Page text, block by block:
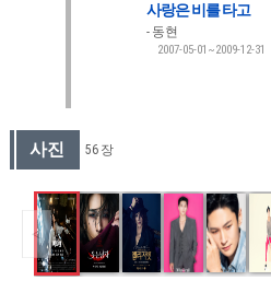
사랑은 비를 타고
동현
2007-05-01~2009-12-31
사진 56 장